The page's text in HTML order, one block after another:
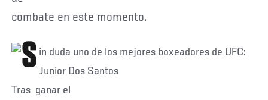
combate en este momento.
Tras ganar el